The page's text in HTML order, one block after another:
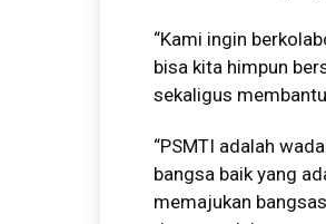
“Kami ingin
bisa kita himpun
sekaligus
“PSMTI adalah
bangsa baik yang
memajukan